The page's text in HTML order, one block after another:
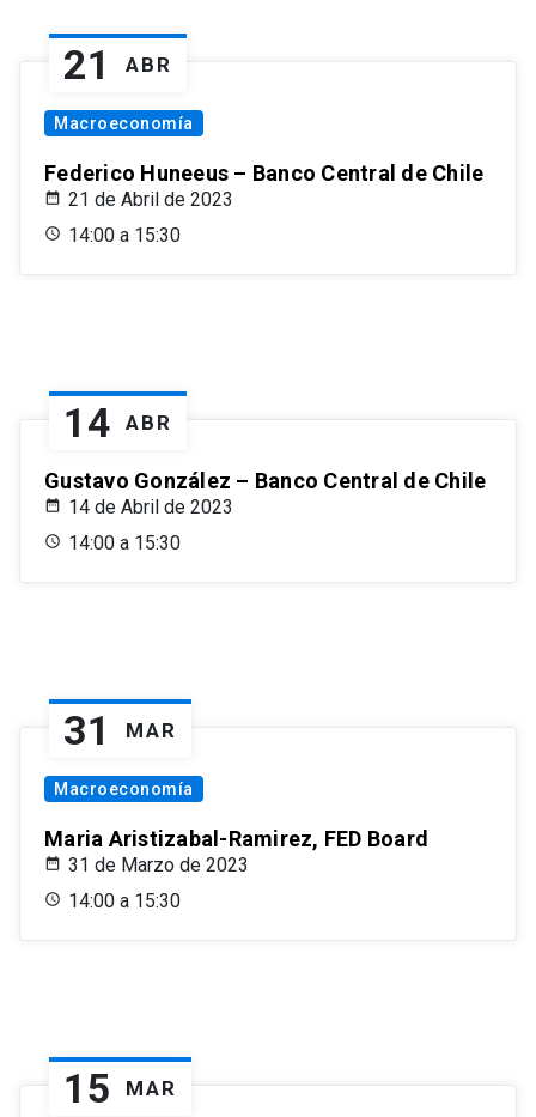
21 ABR
Macroeconomía
Federico Huneeus – Banco Central de Chile
21 de Abril de 2023
14:00 a 15:30
14 ABR
Gustavo González – Banco Central de Chile
14 de Abril de 2023
14:00 a 15:30
31 MAR
Macroeconomía
Maria Aristizabal-Ramirez, FED Board
31 de Marzo de 2023
14:00 a 15:30
15 MAR